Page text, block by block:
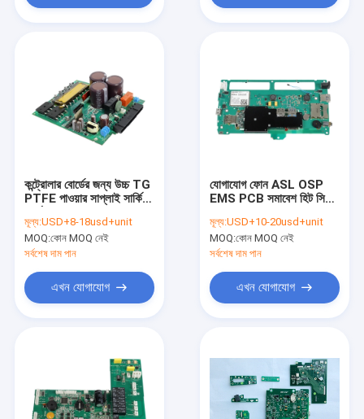
আমাদের সম্পর্কে
কন্ট্রোলার বোর্ডের জন্য উচ্চ TG
PTFE পাওয়ার সাপ্লাই সার্কিট
মূল্য:USD+8-18usd+unit
MOQ:কোন MOQ নেই
সর্বশেষ দাম পান
এখন যোগাযোগ
যোগাযোগ ফোন ASL OSP
EMS PCB সমাবেশ হিট সিঙ্ক
মূল্য:USD+10-20usd+unit
MOQ:কোন MOQ নেই
সর্বশেষ দাম পান
এখন যোগাযোগ